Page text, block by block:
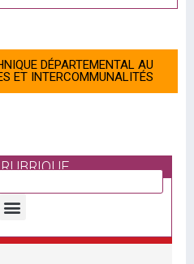
DÉPARTEMENTAL AU
ET INTERCOMMUNALITÉS